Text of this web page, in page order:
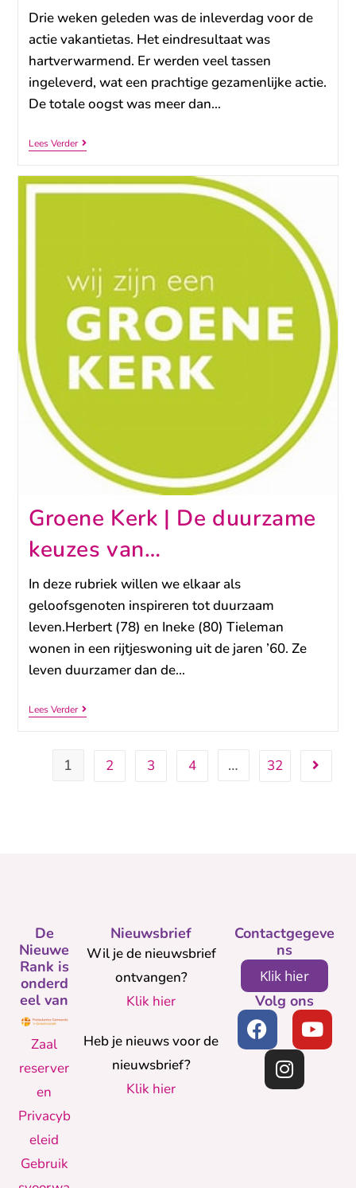
Drie weken geleden was de inleverdag voor de
actie vakantietas. Het eindresultaat was
hartverwarmend. Er werden veel tassen
ingeleverd, wat een prachtige gezamenlijke actie.
De totale oogst was meer dan…
Lees Verder
Groene Kerk | De duurzame
keuzes van…
In deze rubriek willen we elkaar als
geloofsgenoten inspireren tot duurzaam
leven.Herbert (78) en Ineke (80) Tieleman
wonen in een rijtjeswoning uit de jaren ’60. Ze
leven duurzamer dan de…
Lees Verder
1 2 3 4 … 32
Nieuwsbrief
Wil je de nieuwsbrief
ontvangen?
Klik hier
Heb je nieuws voor de
nieuwsbrief?
Klik hier
De
Nieuwe
Rank is
onderd
eel van
Zaal
reserver
en
Privacyb
eleid
Gebruik
Contactgegeve
ns
Klik hier
Volg ons